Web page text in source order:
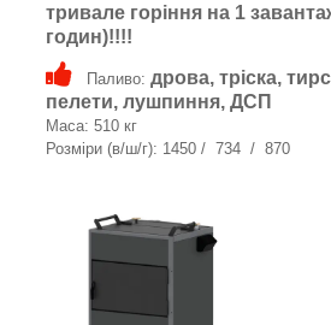
тривале горіння на 1
годин)!!!!
Паливо: дрова, тріска,
пелети, лушпиння, ДСП
Маса: 510 кг
Розміри (в/ш/г): 1450 / 734 / 870